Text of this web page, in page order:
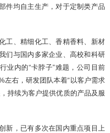
件均自主生产，对于定制类产品
工、精细化工、香精香料、新材
们与国内多家企业、高校和科研
业内的“卡脖子”难题，公司目前
左右，研发团队本着“以客户需求
持续为客户提供优质的产品及服
新，已有多次在国内重点项目上